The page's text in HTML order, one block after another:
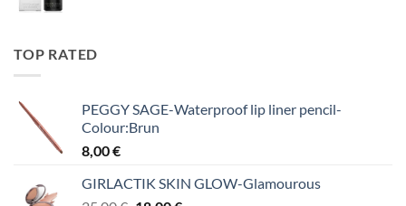
TOP RATED
PEGGY SAGE-Waterproof lip liner pencil-
Colour:Brun
8,00€
GIRLACTIK SKIN GLOW-Glamourous